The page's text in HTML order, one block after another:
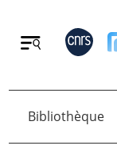
Retour
Retour
Bibliothèque